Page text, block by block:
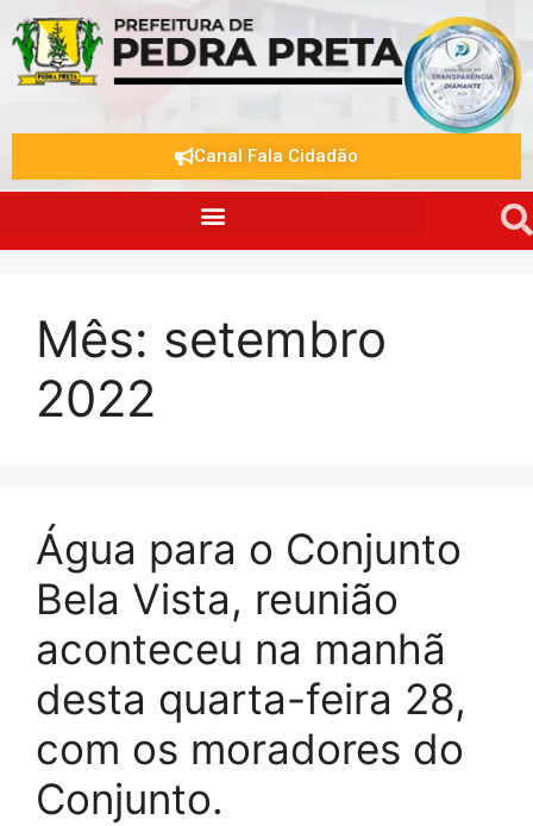
Canal Fala Cidadão
Mês: setembro
2022
Água para o Conjunto
Bela Vista, reunião
aconteceu na manhã
desta quarta-feira 28,
com os moradores do
Conjunto.